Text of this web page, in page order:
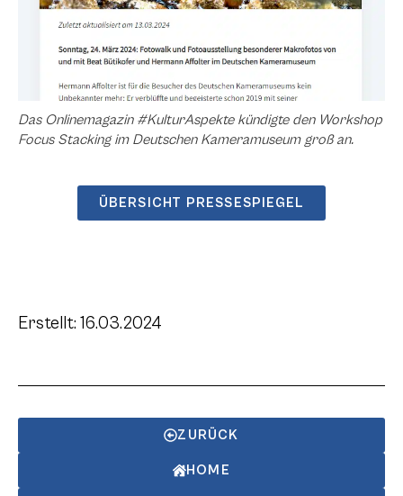
Das Onlinemagazin #KulturAspekte kündigte den Workshop
Focus Stacking im Deutschen Kameramuseum groß an.
ÜBERSICHT PRESSESPIEGEL
Erstellt: 16.03.2024
ZURÜCK
HOME